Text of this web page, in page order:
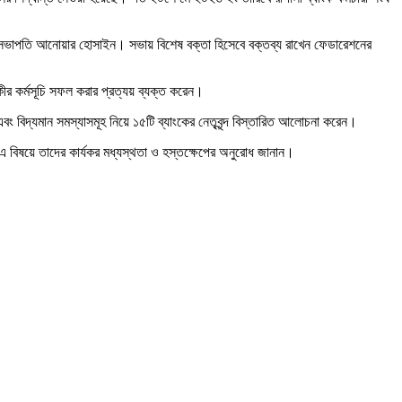
আনোয়ার হোসাইন। সভায় বিশেষ বক্তা হিসেবে বক্তব্য রাখেন ফেডারেশনের
কর্মসূচি সফল করার প্রত্যয় ব্যক্ত করেন।
বিদ্যমান সমস্যাসমূহ নিয়ে ১৫টি ব্যাংকের নেতৃবৃন্দ বিস্তারিত আলোচনা করেন।
বিষয়ে তাদের কার্যকর মধ্যস্থতা ও হস্তক্ষেপের অনুরোধ জানান।